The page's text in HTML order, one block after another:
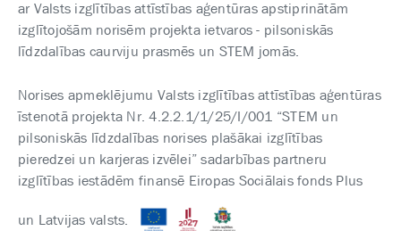
ar Valsts izglītības attīstības aģentūras apstiprinātām
izglītojošām norisēm projekta ietvaros - pilsoniskās
līdzdalības caurviju prasmēs un STEM jomās.
Norises apmeklējumu Valsts izglītības attīstības aģentūras
īstenotā projekta Nr. 4.2.2.1/1/25/I/001 “STEM un
pilsoniskās līdzdalības norises plašākai izglītības
pieredzei un karjeras izvēlei” sadarbības partneru
izglītības iestādēm finansē Eiropas Sociālais fonds Plus
un Latvijas valsts.